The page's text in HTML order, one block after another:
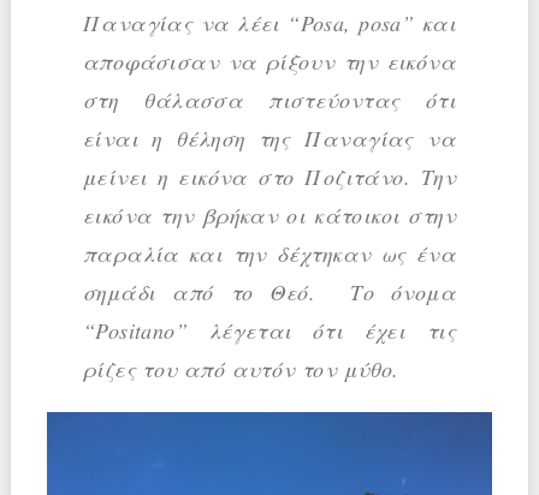
Παναγίας να λέει “Posa, posa” και
αποφάσισαν να ρίξουν την εικόνα
στη θάλασσα πιστεύοντας ότι
είναι η θέληση της Παναγίας να
μείνει η εικόνα στο Ποζιτάνο. Την
εικόνα την βρήκαν οι κάτοικοι στην
παραλία και την δέχτηκαν ως ένα
σημάδι από το Θεό. Το όνομα
“Positano” λέγεται ότι έχει τις
ρίζες του από αυτόν τον μύθο.